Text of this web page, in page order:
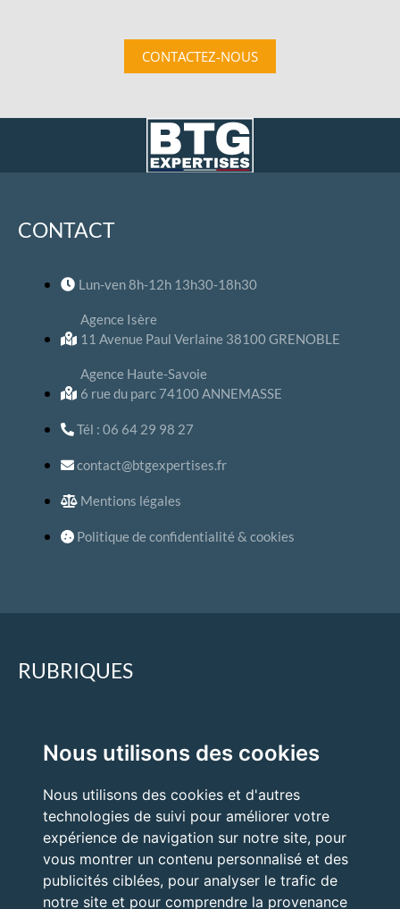
Nous utilisons des cookies
Nous utilisons des cookies et d'autres
technologies de suivi pour améliorer votre
expérience de navigation sur notre site, pour
vous montrer un contenu personnalisé et des
publicités ciblées, pour analyser le trafic de
notre site et pour comprendre la provenance
CONTACTEZ-NOUS
CONTACT
Lun-ven 8h-12h 13h30-18h30
Agence Isère
11 Avenue Paul Verlaine 38100 GRENOBLE
Agence Haute-Savoie
6 rue du parc 74100 ANNEMASSE
Tél : 06 64 29 98 27
contact@btgexpertises.fr
Mentions légales
Politique de confidentialité & cookies
RUBRIQUES
Quand faire appel à un expert ?
Nos expertises
Nos prestations